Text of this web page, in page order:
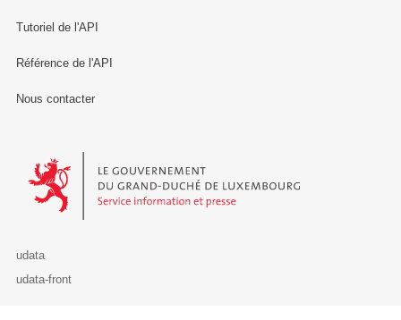
Tutoriel de l'API
Référence de l'API
Nous contacter
Le Gouvernement du Grand-Duché de Luxembourg - Service
udata
udata-front